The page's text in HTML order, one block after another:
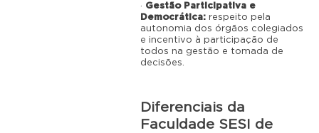
· Gestão Participativa e
Democrática: respeito pela
autonomia dos órgãos colegiados
e incentivo à participação de
todos na gestão e tomada de
decisões.
Diferenciais da
Faculdade SESI de